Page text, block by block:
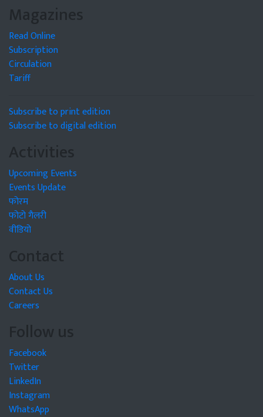
Magazines
Read Online
Subscription
Circulation
Tariff
Subscribe to print edition
Subscribe to digital edition
Activities
Upcoming Events
Events Update
फोरम
फोटो गैलरी
वीडियो
Contact
About Us
Contact Us
Careers
Follow us
Facebook
Twitter
LinkedIn
Instagram
WhatsApp